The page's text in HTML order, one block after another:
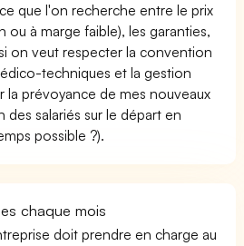
que l'on recherche entre le prix
ou à marge faible), les garanties,
on veut respecter la convention
techniques et la gestion
la prévoyance de mes nouveaux
des salariés sur le départ en
possible ?).
chaque mois
doit prendre en charge au